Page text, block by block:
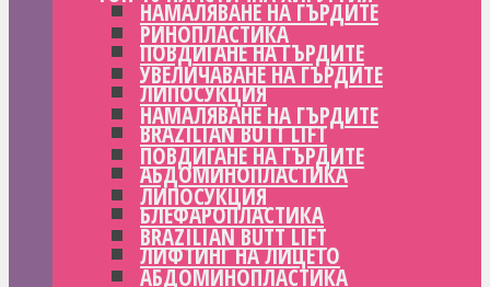
НАМАЛЯВАНЕ НА ГЪРДИТЕ
ПОВДИГАНЕ НА ГЪРДИТЕ
ЛИПОСУКЦИЯ
BRAZILIAN BUTT LIFT
АБДОМИНОПЛАСТИКА
БЛЕФАРОПЛАСТИКА
ЛИФТИНГ НА ЛИЦЕТО
РИНОПЛАСТИКА
УВЕЛИЧАВАНЕ НА ГЪРДИТЕ
НАМАЛЯВАНЕ НА ГЪРДИТЕ
ПОВДИГАНЕ НА ГЪРДИТЕ
ЛИПОСУКЦИЯ
BRAZILIAN BUTT LIFT
АБДОМИНОПЛАСТИКА